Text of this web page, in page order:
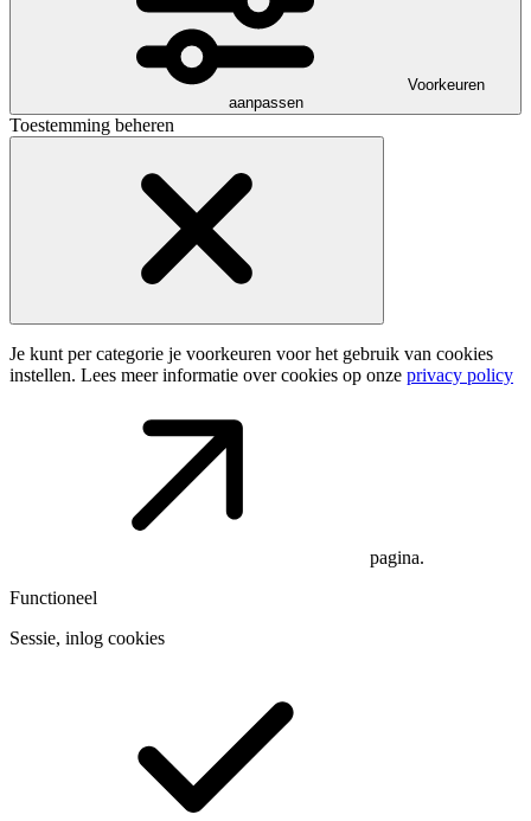
Voorkeuren
aanpassen
Toestemming beheren
Je kunt per categorie je voorkeuren voor het gebruik van cookies
instellen. Lees meer informatie over cookies op onze privacy policy
pagina.
Functioneel
Sessie, inlog cookies